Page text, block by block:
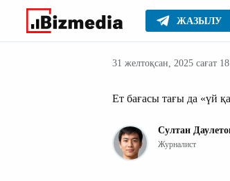
ЖАЗЫЛУ
Басты Жаңалықтар
31 желтоқсан, 2025 сағат
Ет бағасы тағы да «үй
Султан
Журналист